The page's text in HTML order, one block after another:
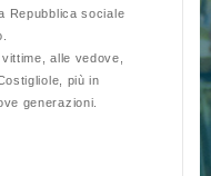
Repubblica sociale
alle vedove,
più in
generazioni.